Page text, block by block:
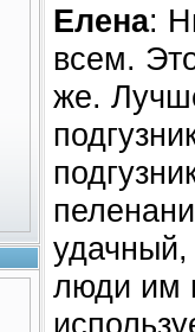
Елена:
всем.
же.
люди им